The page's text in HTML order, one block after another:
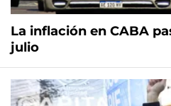
La inflación en CABA
julio